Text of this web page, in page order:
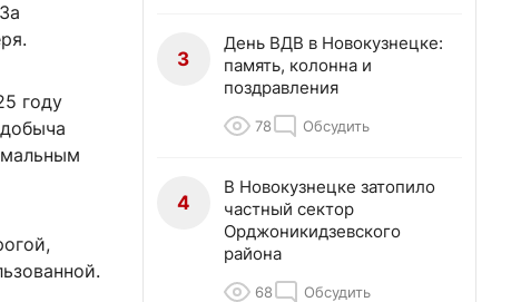
году
3
День ВДВ в Новокузнецке:
память, колонна и
поздравления
78 Обсудить
4
В Новокузнецке затопило
частный сектор
Орджоникидзевского
района
68 Обсудить